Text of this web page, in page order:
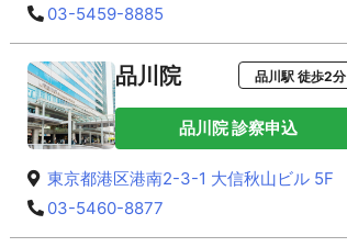
03-5459-8885
品川院 品川駅 徒歩2分
品川院 診察申込
東京都港区港南2-3-1 大信秋山ビル 5F
03-5460-8877